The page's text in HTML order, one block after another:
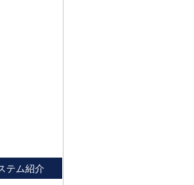
テム紹介